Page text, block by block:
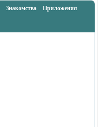
Знакомства Приложения